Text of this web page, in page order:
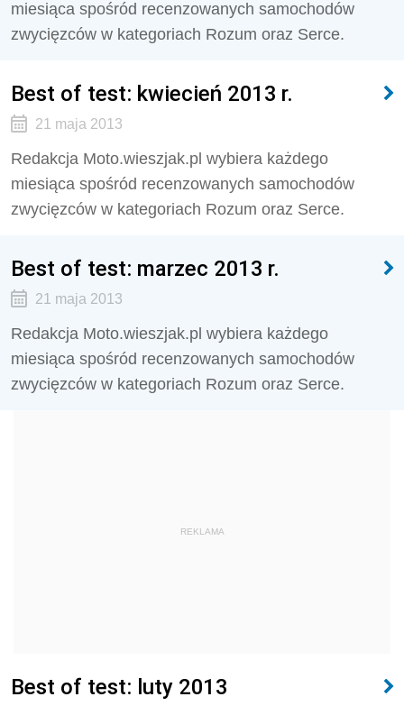
miesiąca spośród recenzowanych samochodów
zwycięzców w kategoriach Rozum oraz Serce.
Best of test: kwiecień 2013 r.
21 maja 2013
Redakcja Moto.wieszjak.pl wybiera każdego
miesiąca spośród recenzowanych samochodów
zwycięzców w kategoriach Rozum oraz Serce.
Best of test: marzec 2013 r.
21 maja 2013
Redakcja Moto.wieszjak.pl wybiera każdego
miesiąca spośród recenzowanych samochodów
zwycięzców w kategoriach Rozum oraz Serce.
REKLAMA
Best of test: luty 2013